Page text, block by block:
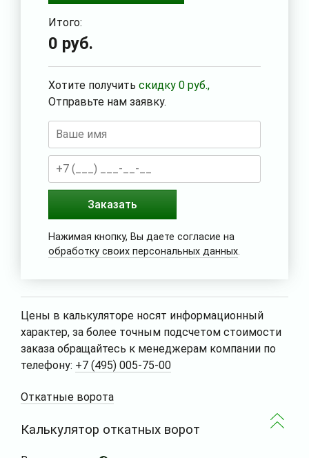
Итого:
0 руб.
Хотите получить скидку 0 руб.,
Отправьте нам заявку.
Заказать
Нажимая кнопку, Вы даете согласие на
обработку своих персональных данных.
Цены в калькуляторе носят информационный
характер, за более точным подсчетом стоимости
заказа обращайтесь к менеджерам компании по
телефону: +7 (495) 005-75-00
Откатные ворота
Калькулятор откатных ворот